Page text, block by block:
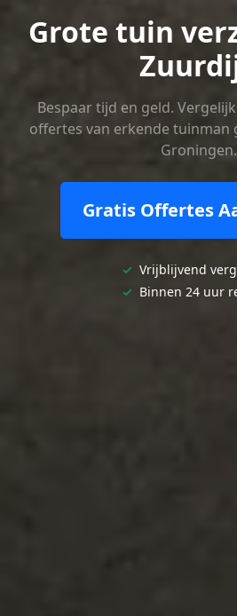
Grote tuin
Bespaar tijd en geld.
offertes van erkende tuinman
Groningen.
Gratis Offertes
✓ Vrijblijvend
✓ Binnen 24 uur